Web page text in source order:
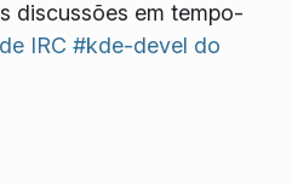
discussões em tempo-
IRC #kde-devel do